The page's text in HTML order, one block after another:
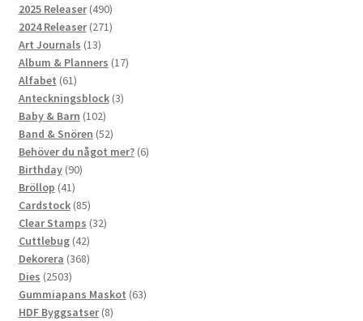
produkter
2025 Releaser 490490
produkter
2024 Releaser 271271
Art Journals 1313
produkter
Album & Planners 1717
Alfabet 6161
produkter
Anteckningsblock 33
Baby & Barn 102102
produkter
Band & Snören 5252
produkter
Behöver du något mer? 66
Birthday 9090
Bröllop 4141
produkter
Cardstock 8585
produkter
Clear Stamps 3232
Cuttlebug 4242
produkter
Dekorera 368368
Dies 25032503
produkter
Gummiapans Maskot 6363
HDF Byggsatser 88